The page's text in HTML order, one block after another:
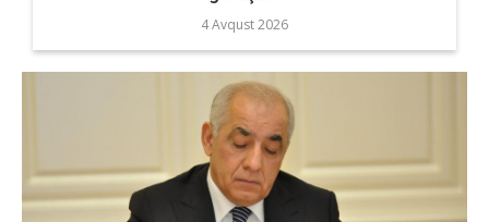
4 Avqust 2026